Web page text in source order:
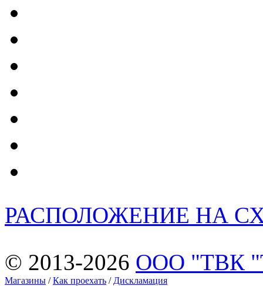
РАСПОЛОЖЕНИЕ НА
© 2013-2026 ООО "ТВК
Магазины /Как проехать / Дискламация